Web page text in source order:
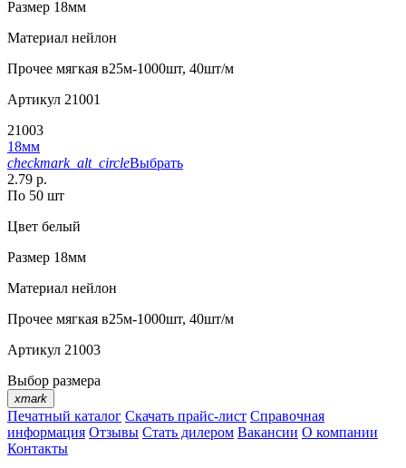
Размер 18мм
Материал нейлон
Прочее мягкая в25м-1000шт, 40шт/м
Артикул 21001
21003
18мм
checkmark_alt_circleВыбрать
2.79 р.
По 50 шт
Цвет белый
Размер 18мм
Материал нейлон
Прочее мягкая в25м-1000шт, 40шт/м
Артикул 21003
Выбор размера
xmark
Печатный каталог Скачать прайс-лист Справочная
информация Отзывы Стать дилером Вакансии О компании
Контакты